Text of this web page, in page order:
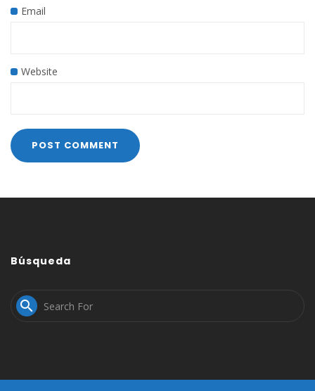
Email
Website
Búsqueda
